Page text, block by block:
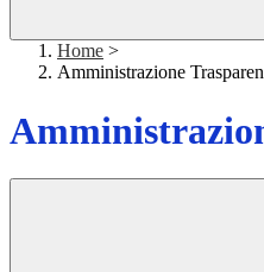
Home >
Amministrazione